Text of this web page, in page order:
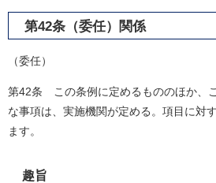
第42条（委任）関係
（委任）
第42条 この条例に定めるもののほか、
な事項は、実施機関が定める。項目に対
ます。
趣旨